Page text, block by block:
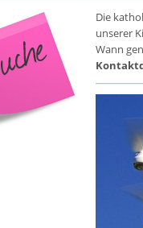
Die
unserer
Wann